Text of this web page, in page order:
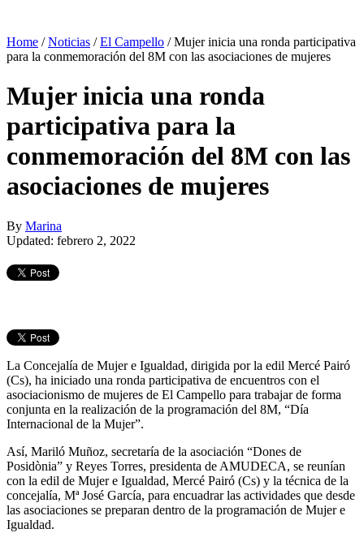
Home /Noticias /El Campello /Mujer inicia una ronda participativa
para la conmemoración del 8M con las asociaciones de mujeres
Mujer inicia una ronda
participativa para la
conmemoración del 8M con las
asociaciones de mujeres
By Marina
Updated: febrero 2, 2022
La Concejalía de Mujer e Igualdad, dirigida por la edil Mercé Pairó
(Cs), ha iniciado una ronda participativa de encuentros con el
asociacionismo de mujeres de El Campello para trabajar de forma
conjunta en la realización de la programación del 8M, “Día
Internacional de la Mujer”.
Así, Mariló Muñoz, secretaría de la asociación “Dones de
Posidònia” y Reyes Torres, presidenta de AMUDECA, se reunían
con la edil de Mujer e Igualdad, Mercé Pairó (Cs) y la técnica de la
concejalía, Mª José García, para encuadrar las actividades que desde
las asociaciones se preparan dentro de la programación de Mujer e
Igualdad.